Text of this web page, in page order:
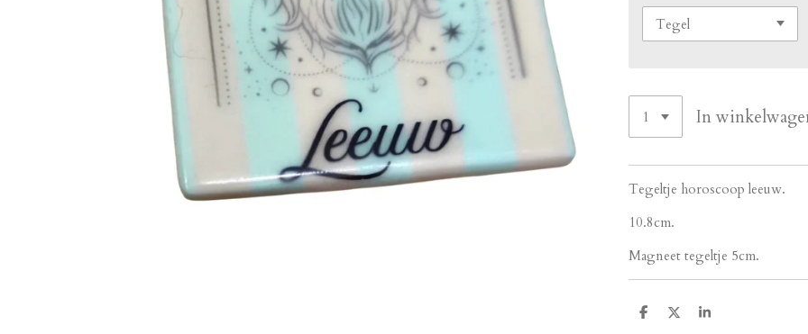
In
Tegeltje horoscoop leeuw.
10.8cm.
Magneet tegeltje 5cm.
D
D
S